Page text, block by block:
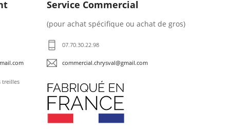
treilles
Service Commercial
(pour achat spécifique ou achat de gros)
07.70.30.22.98
commercial.chrysval@gmail.com